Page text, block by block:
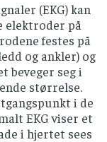
(EKG) kan
elektroder på
festes på
og ankler) og
beveger seg i
størrelse.
i de
EKG viser et
i hjertet sees